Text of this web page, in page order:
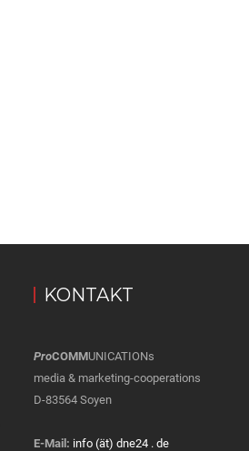
KONTAKT
ProCOMMUNICATIONs
media & marketing-cooperations
D-83564 Soyen
E-Mail: info (ät) dne24 . de